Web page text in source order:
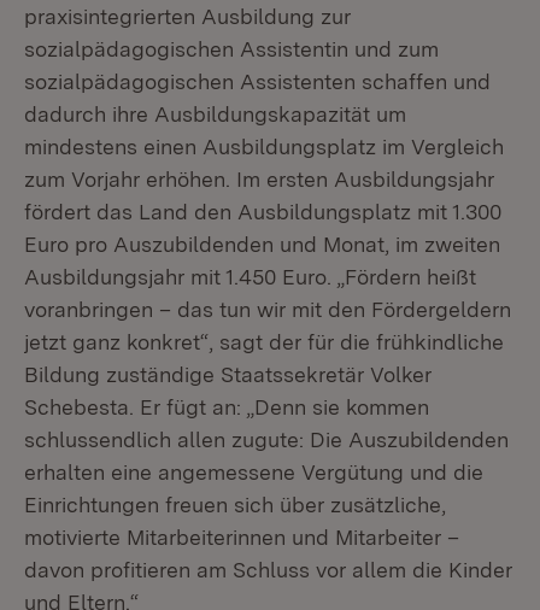
praxisintegrierten Ausbildung zur
sozialpädagogischen Assistentin und zum
sozialpädagogischen Assistenten schaffen und
dadurch ihre Ausbildungskapazität um
mindestens einen Ausbildungsplatz im Vergleich
zum Vorjahr erhöhen. Im ersten Ausbildungsjahr
fördert das Land den Ausbildungsplatz mit 1.300
Euro pro Auszubildenden und Monat, im zweiten
Ausbildungsjahr mit 1.450 Euro. „Fördern heißt
voranbringen – das tun wir mit den Fördergeldern
jetzt ganz konkret“, sagt der für die frühkindliche
Bildung zuständige Staatssekretär Volker
Schebesta. Er fügt an: „Denn sie kommen
schlussendlich allen zugute: Die Auszubildenden
erhalten eine angemessene Vergütung und die
Einrichtungen freuen sich über zusätzliche,
motivierte Mitarbeiterinnen und Mitarbeiter –
davon profitieren am Schluss vor allem die Kinder
und Eltern.“